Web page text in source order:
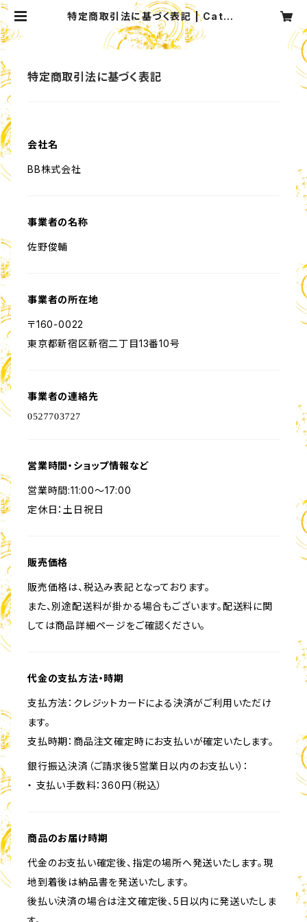
特定商取引法に基づく表記 | Cateri
ng_Service
特定商取引法に基づく表記
会社名
BB株式会社
事業者の名称
佐野俊輔
事業者の所在地
〒160-0022
東京都新宿区新宿二丁目13番10号
事業者の連絡先
営業時間・ショップ情報など
営業時間:11:00〜17:00
定休日：土日祝日
販売価格
販売価格は、税込み表記となっております。
また、別途配送料が掛かる場合もございます。配送料に関
しては商品詳細ページをご確認ください。
代金の支払方法・時期
支払方法：クレジットカードによる決済がご利用いただけ
ます。
支払時期：商品注文確定時にお支払いが確定いたします。
銀行振込決済（ご請求後5営業日以内のお支払い）：
・ 支払い手数料：360円（税込）
商品のお届け時期
代金のお支払い確定後、指定の場所へ発送いたします。現
地到着後は納品書を発送いたします。
後払い決済の場合は注文確定後、5日以内に発送いたしま